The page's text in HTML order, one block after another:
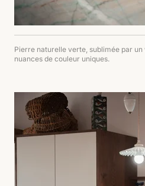
Pierre naturelle verte, sublimée par
nuances de couleur uniques.